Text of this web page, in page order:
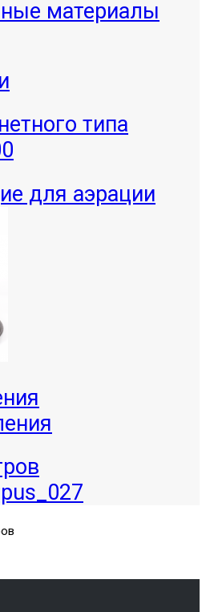
типа
для аэрации